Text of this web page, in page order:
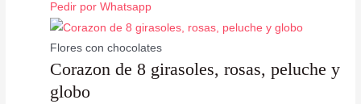
Pedir por Whatsapp
Flores con chocolates
Corazon de 8 girasoles, rosas, peluche y
globo